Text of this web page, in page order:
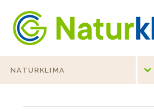
Indize nagusira jo
Edukietara jo
NATURKLIMA